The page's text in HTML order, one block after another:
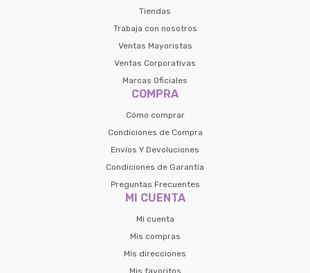
Tiendas
Trabaja con nosotros
Ventas Mayoristas
Ventas Corporativas
Marcas Oficiales
COMPRA
Cómo comprar
Condiciones de Compra
Envíos Y Devoluciones
Condiciones de Garantía
Preguntas Frecuentes
MI CUENTA
Mi cuenta
Mis compras
Mis direcciones